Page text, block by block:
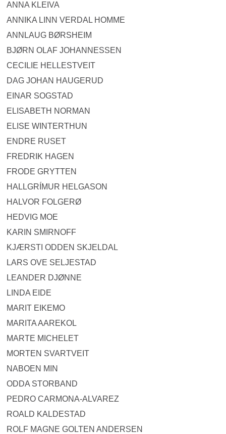
ANNA KLEIVA
ANNIKA LINN VERDAL HOMME
ANNLAUG BØRSHEIM
BJØRN OLAF JOHANNESSEN
CECILIE HELLESTVEIT
DAG JOHAN HAUGERUD
EINAR SOGSTAD
ELISABETH NORMAN
ELISE WINTERTHUN
ENDRE RUSET
FREDRIK HAGEN
FRODE GRYTTEN
HALLGRÍMUR HELGASON
HALVOR FOLGERØ
HEDVIG MOE
KARIN SMIRNOFF
KJÆRSTI ODDEN SKJELDAL
LARS OVE SELJESTAD
LEANDER DJØNNE
LINDA EIDE
MARIT EIKEMO
MARITA AAREKOL
MARTE MICHELET
MORTEN SVARTVEIT
NABOEN MIN
ODDA STORBAND
PEDRO CARMONA-ALVAREZ
ROALD KALDESTAD
ROLF MAGNE GOLTEN ANDERSEN